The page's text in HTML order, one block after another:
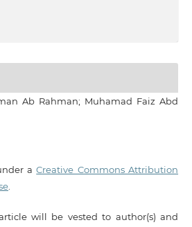
Ab Rahman; Muhamad Faiz Abd
aCreative Commons Attribution
.
will be vested to author(s) and